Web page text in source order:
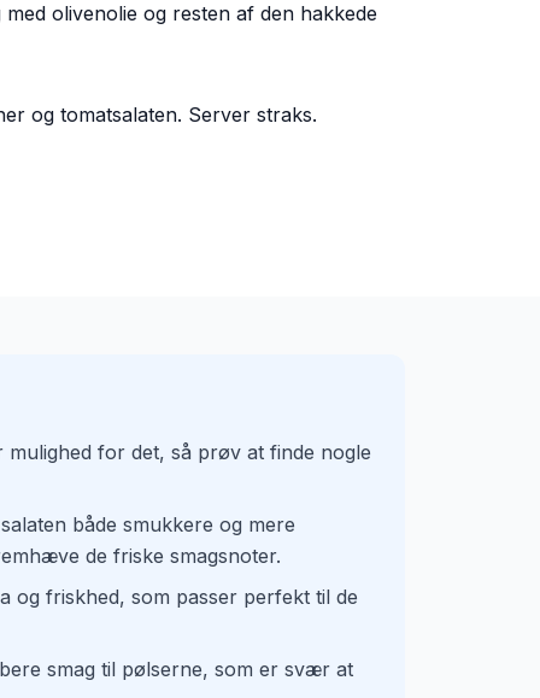
olivenolie og resten af den hakkede
og tomatsalaten. Server straks.
for det, så prøv at finde nogle
både smukkere og mere
de friske smagsnoter.
og friskhed, som passer perfekt til de
smag til pølserne, som er svær at